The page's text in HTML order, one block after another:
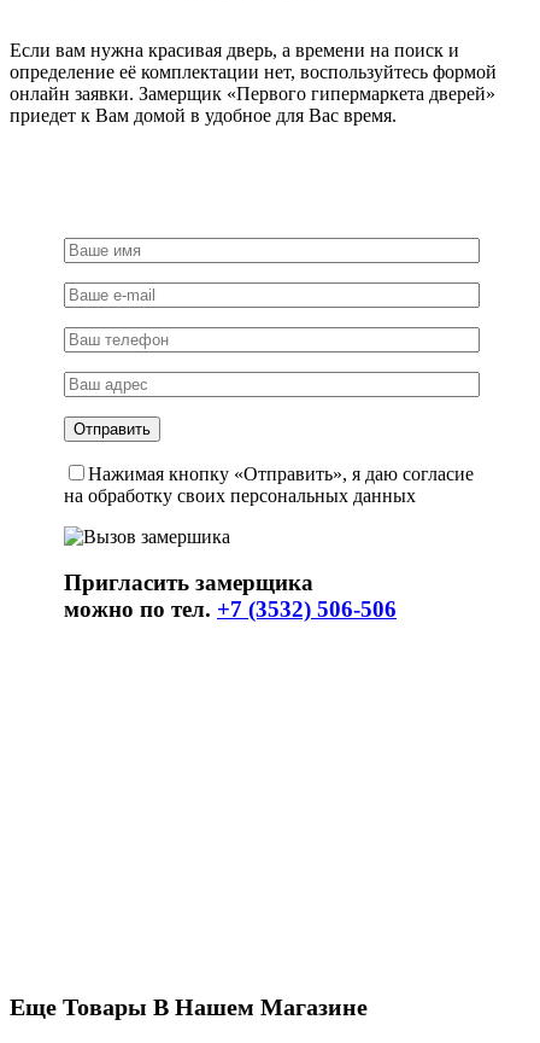
Если вам нужна красивая дверь, а времени на поиск и
определение её комплектации нет, воспользуйтесь формой
онлайн заявки. Замерщик «Первого гипермаркета дверей»
приедет к Вам домой в удобное для Вас время.
Нажимая кнопку «Отправить», я даю согласие
на обработку своих персональных данных
Пригласить замерщика
можно по тел. +7 (3532) 506-506
Еще Товары В Нашем Магазине